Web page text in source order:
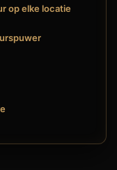
op elke locatie